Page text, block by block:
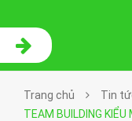
Trang chủ
Tin
TEAM BUILDING KIỂU